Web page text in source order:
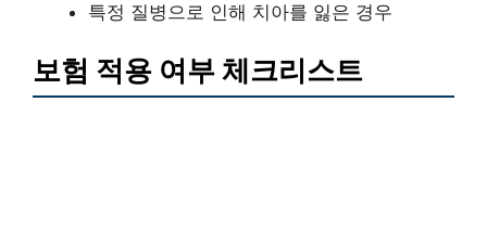
특정 질병으로 인해 치아를 잃은 경우
보험 적용 여부 체크리스트